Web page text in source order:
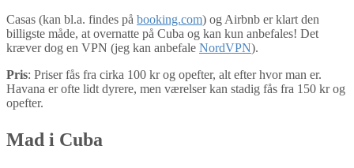
Casas (kan bl.a. findes på booking.com) og Airbnb er klart den
billigste måde, at overnatte på Cuba og kan kun anbefales! Det
kræver dog en VPN (jeg kan anbefale NordVPN).
Pris: Priser fås fra cirka 100 kr og opefter, alt efter hvor man er.
Havana er ofte lidt dyrere, men værelser kan stadig fås fra 150 kr og
opefter.
Mad i Cuba